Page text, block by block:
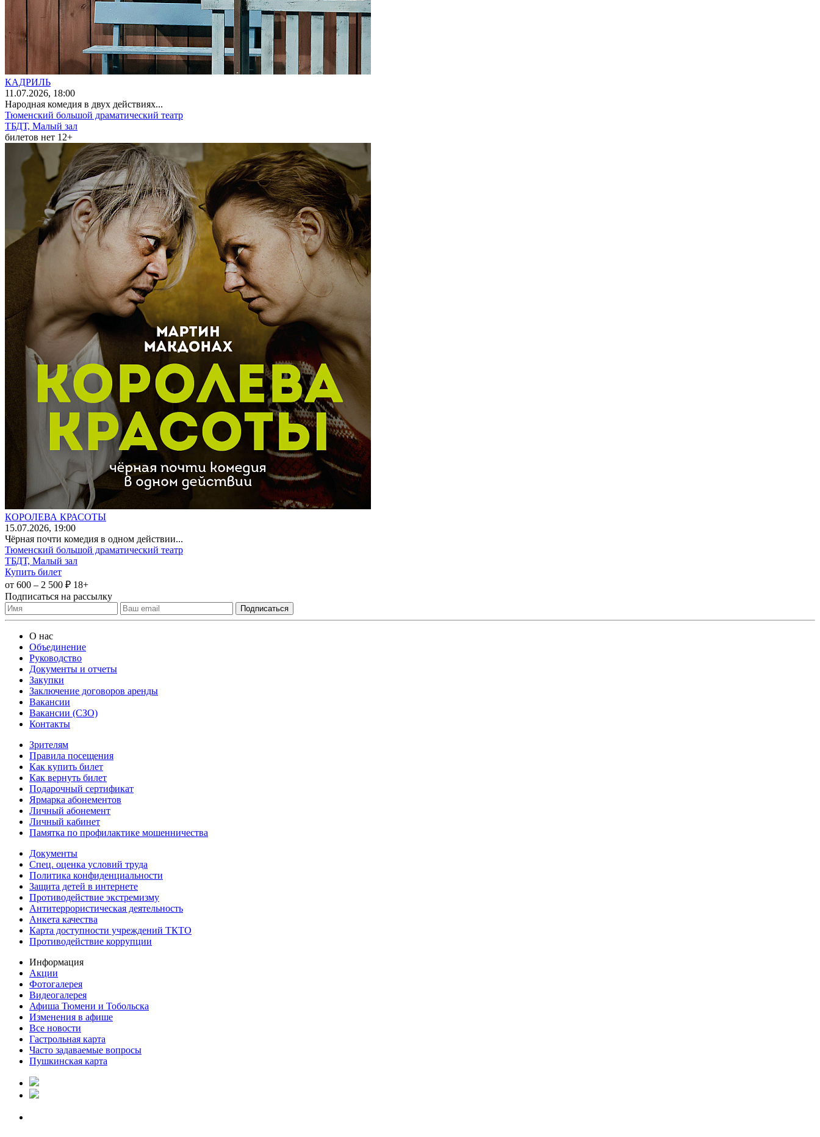
КАДРИЛЬ
11 .07.2026, 18:00
Народная комедия в двух действиях...
Тюменский большой драматический театр
ТБДТ, Малый зал
билетов нет 12+
КОРОЛЕВА КРАСОТЫ
15.07.2026, 19:00
Чёрная почти комедия в одном действии...
Тюменский большой драматический театр
ТБДТ, Малый зал
Купить билет
от 600 – 2 500 ₽ 18+
Подписаться на рассылку
О нас
Объединение
Руководство
Документы и отчеты
Закупки
Заключение договоров аренды
Вакансии
Вакансии (СЗО)
Контакты
Зрителям
Правила посещения
Как купить билет
Как вернуть билет
Подарочный сертификат
Ярмарка абонементов
Личный абонемент
Личный кабинет
Памятка по профилактике мошенничества
Документы
Спец. оценка условий труда
Политика конфиденциальности
Защита детей в интернете
Противодействие экстремизму
Антитеррористическая деятельность
Анкета качества
Карта доступности учреждений ТКТО
Противодействие коррупции
Информация
Акции
Фотогалерея
Видеогалерея
Афиша Тюмени и Тобольска
Изменения в афише
Все новости
Гастрольная карта
Часто задаваемые вопросы
Пушкинская карта